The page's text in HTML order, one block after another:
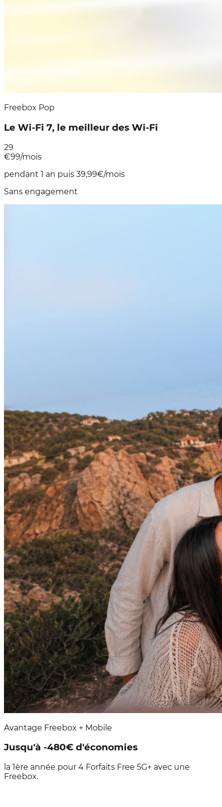
Freebox Pop
Le Wi-Fi 7, le meilleur des Wi-Fi
29
€99/mois
pendant 1 an puis 39,99€/mois
Sans engagement
Avantage Freebox + Mobile
Jusqu'à -480€ d'économies
la 1ère année pour 4 Forfaits Free 5G+ avec une
Freebox.